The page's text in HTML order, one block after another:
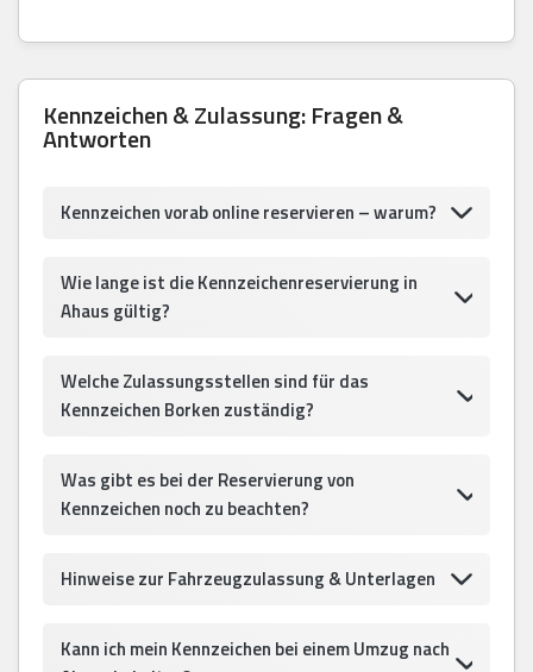
Kennzeichen & Zulassung: Fragen &
Antworten
Kennzeichen vorab online reservieren – warum?
Wie lange ist die Kennzeichenreservierung in
Ahaus gültig?
Welche Zulassungsstellen sind für das
Kennzeichen Borken zuständig?
Was gibt es bei der Reservierung von
Kennzeichen noch zu beachten?
Hinweise zur Fahrzeugzulassung & Unterlagen
Kann ich mein Kennzeichen bei einem Umzug nach